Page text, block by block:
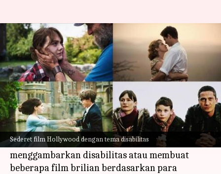
Sederet film Hollywood dengan tema disabilitas
'CODA,' 'Breathe,' Sederet Film
Hollywood Tentang Disabilitas
menulis Handoko Oct 23, 2023 11:31 am
Apa ceritanya
Di antara sekian banyak permasalahan sosial
dan emosi manusia yang diangkat oleh
Hollywood dalam film-filmnya, Hollywood telah
menggambarkan disabilitas atau membuat
beberapa film brilian berdasarkan para